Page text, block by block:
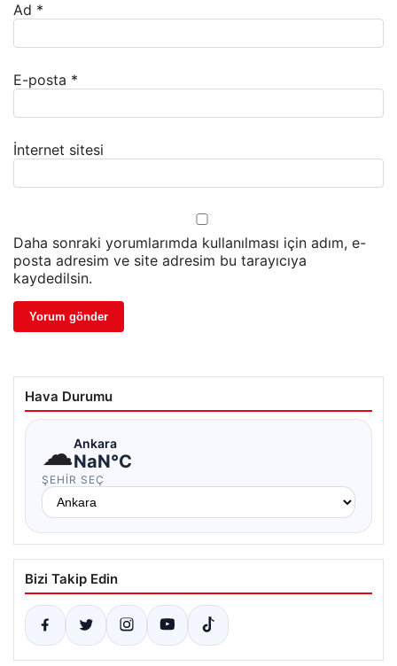
Ad *
E-posta *
İnternet sitesi
Daha sonraki yorumlarımda kullanılması için adım, e-
posta adresim ve site adresim bu tarayıcıya
kaydedilsin.
Hava Durumu
☁Ankara
NaN°C
ŞEHIR SEÇ
Bizi Takip Edin